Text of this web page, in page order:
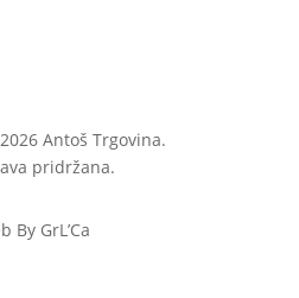
Antoš Trgovina.
pridržana.
By GrL’Ca